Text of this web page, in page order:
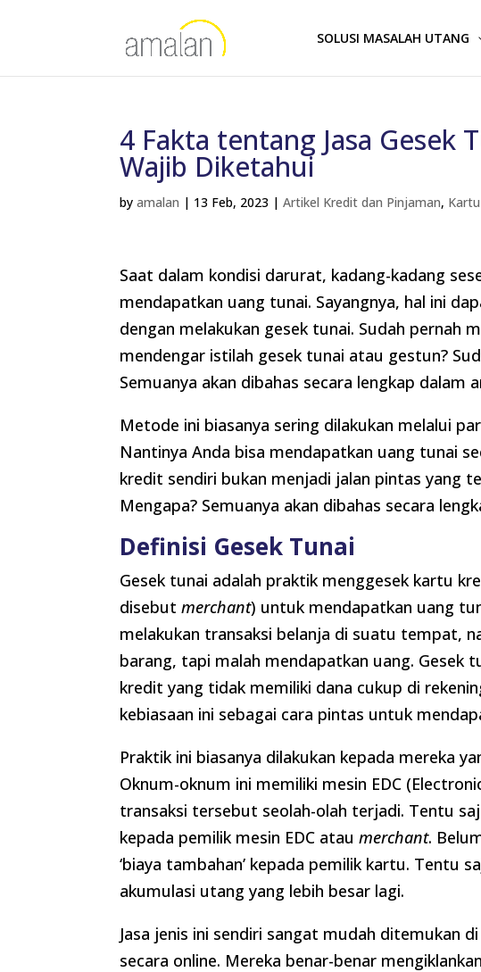
SOLUSI MASALAH UTANG
4 Fakta tentang Jasa Gesek
Wajib Diketahui
byamalan | 13 Feb, 2023 |Artikel Kredit dan Pinjaman,
Saat dalam kondisi darurat, kadang-kadang
mendapatkan uang tunai. Sayangnya, hal ini
dengan melakukan gesek tunai. Sudah pernah
mendengar istilah gesek tunai atau gestun?
Semuanya akan dibahas secara lengkap dalam
Metode ini biasanya sering dilakukan melalui
Nantinya Anda bisa mendapatkan uang tunai
kredit sendiri bukan menjadi jalan pintas yang
Mengapa? Semuanya akan dibahas secara
Definisi Gesek Tunai
Gesek tunai adalah praktik menggesek kartu
disebutmerchant) untuk mendapatkan uang
melakukan transaksi belanja di suatu tempat,
barang, tapi malah mendapatkan uang. Gesek
kredit yang tidak memiliki dana cukup di
kebiasaan ini sebagai cara pintas untuk
Praktik ini biasanya dilakukan kepada mereka
Oknum-oknum ini memiliki mesin EDC
transaksi tersebut seolah-olah terjadi. Tentu
kepada pemilik mesin EDC ataumerchant.
‘biaya tambahan’ kepada pemilik kartu. Tentu
akumulasi utang yang lebih besar lagi.
Jasa jenis ini sendiri sangat mudah ditemukan
secara online. Mereka benar-benar